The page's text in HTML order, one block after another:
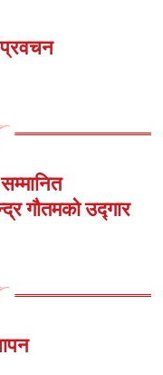
प्रवचन
गौतमको उद्गार